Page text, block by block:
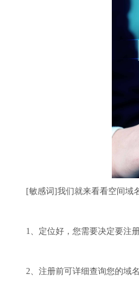
[敏感词]我们就来看看空间域名
1、定位好，您需要决定要注册
2、注册前可详细查询您的域名